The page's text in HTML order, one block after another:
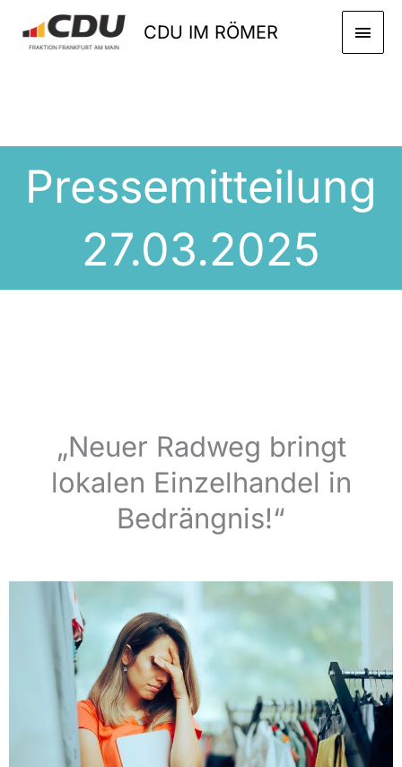
Inhalt
springen
CDU IM RÖMER
Pressemitteilung
27.03.2025
„Neuer Radweg bringt
lokalen Einzelhandel in
Bedrängnis!“